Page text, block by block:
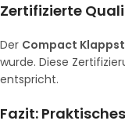
Zertifizierte
Der Compact
wurde. Diese
entspricht.
Fazit: